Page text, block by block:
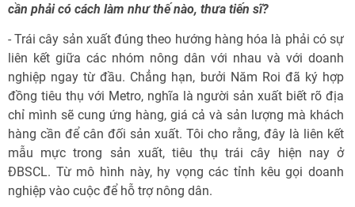
cần phải có cách làm như thế nào, thưa tiến sĩ?
- Trái cây sản xuất đúng theo hướng hàng hóa là phải có sự
liên kết giữa các nhóm nông dân với nhau và với doanh
nghiệp ngay từ đầu. Chẳng hạn, bưởi Năm Roi đã ký hợp
đồng tiêu thụ với Metro, nghĩa là người sản xuất biết rõ địa
chỉ mình sẽ cung ứng hàng, giá cả và sản lượng mà khách
hàng cần để cân đối sản xuất. Tôi cho rằng, đây là liên kết
mẫu mực trong sản xuất, tiêu thụ trái cây hiện nay ở
ĐBSCL. Từ mô hình này, hy vọng các tỉnh kêu gọi doanh
nghiệp vào cuộc để hỗ trợ nông dân.